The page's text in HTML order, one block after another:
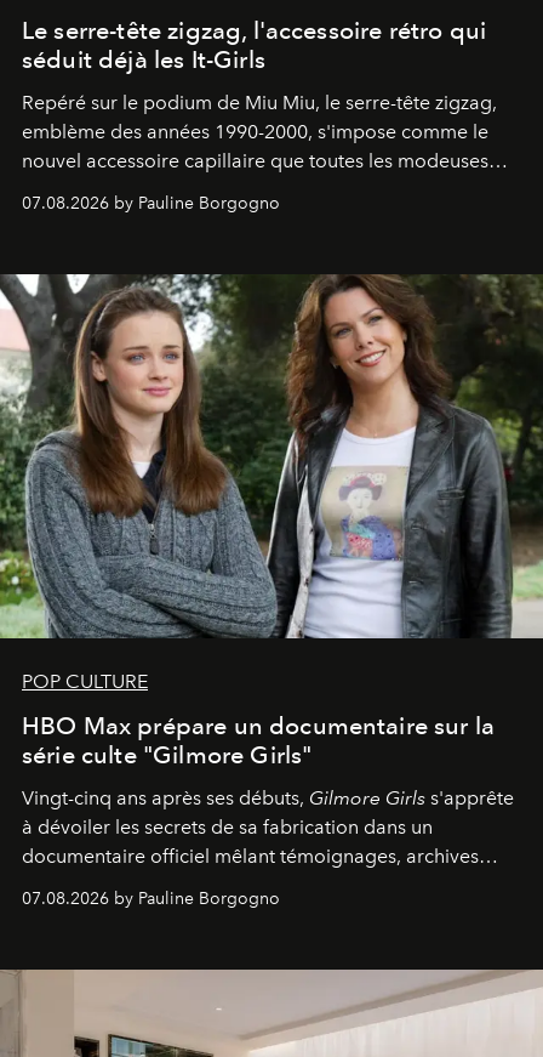
Le serre-tête zigzag, l'accessoire rétro qui
séduit déjà les It-Girls
Repéré sur le podium de Miu Miu, le serre-tête zigzag,
emblème des années 1990-2000, s'impose comme le
nouvel accessoire capillaire que toutes les modeuses
s'arrachent déjà.
07.08.2026 by Pauline Borgogno
POP CULTURE
HBO Max prépare un documentaire sur la
série culte "Gilmore Girls"
Vingt-cinq ans après ses débuts, Gilmore Girls s'apprête
à dévoiler les secrets de sa fabrication dans un
documentaire officiel mêlant témoignages, archives
inédites et plongée dans les coulisses d'un phénomène
générationnel.
07.08.2026 by Pauline Borgogno